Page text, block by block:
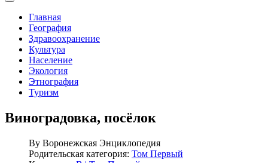
Главная
География
Здравоохранение
Культура
Население
Экология
Этнография
Туризм
Виноградовка, посёлок
By Воронежская Энциклопедия
Родительская категория: Том Первый